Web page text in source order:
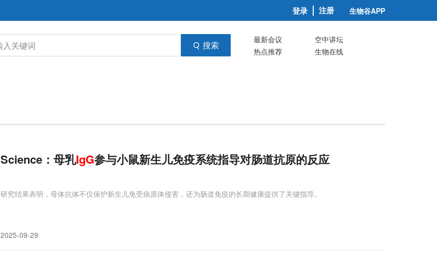
登录 注册 生物谷APP
搜索 最新会议
空中讲坛
热点推荐
生物在线
Science：母乳IgG参与小鼠新生儿免疫系统指导对肠道抗原的反应
研究结果表明，母体抗体不仅保护新生儿免受病原体侵害，还为肠道免疫的长期健康提供了关键指导。
2025-09-29